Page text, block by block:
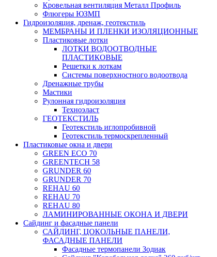
Кровельная вентиляция Металл Профиль
Флюгеры ЮЗМП
Гидроизоляция, дренаж, геотекстиль
МЕМБРАНЫ И ПЛЕНКИ ИЗОЛЯЦИОННЫЕ
Пластиковые лотки
ЛОТКИ ВОДООТВОДНЫЕ
ПЛАСТИКОВЫЕ
Решетки к лоткам
Системы поверхностного водоотвода
Дренажные трубы
Мастики
Рулонная гидроизоляция
Техноэласт
ГЕОТЕКСТИЛЬ
Геотекстиль иглопробивной
Геотекстиль термоскрепленный
Пластиковые окна и двери
GREEN ECO 70
GREENTECH 58
GRUNDER 60
GRUNDER 70
REHAU 60
REHAU 70
REHAU 80
ЛАМИНИРОВАННЫЕ ОКОНА И ДВЕРИ
Сайдинг и фасадные панели
САЙДИНГ, ЦОКОЛЬНЫЕ ПАНЕЛИ,
ФАСАДНЫЕ ПАНЕЛИ
Фасадные термопанели Зодиак